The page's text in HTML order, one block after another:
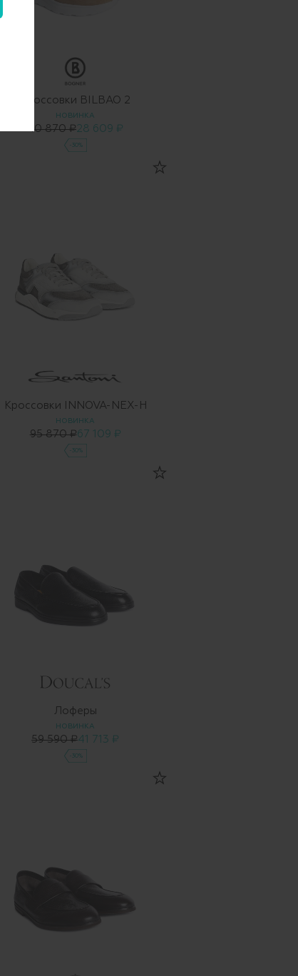
Кроссовки BILBAO 2
НОВИНКА
40 870 ₽28 609 ₽
-30%
Кроссовки INNOVA-NEX-H
НОВИНКА
95 870 ₽67 109 ₽
-30%
Лоферы
НОВИНКА
59 590 ₽41 713 ₽
-30%